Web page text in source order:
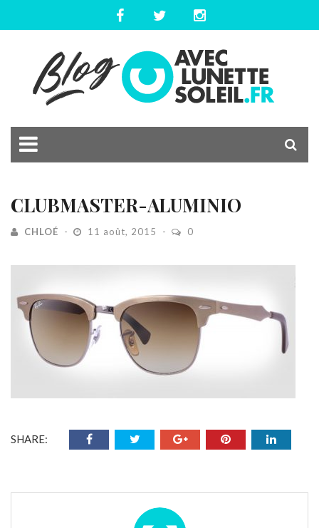
CLUBMASTER-ALUMINIO
CHLOÉ 11 août, 2015 0
SHARE: